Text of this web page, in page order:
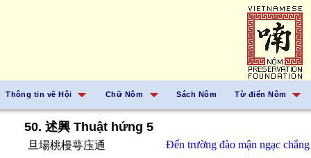
Thông tin về Hội Chữ Nôm Sách Nôm Từ điển Nôm
50. 述興 Thuật hứng 5
旦場桃槾萼庒通 Đến trường đào mận ngạc